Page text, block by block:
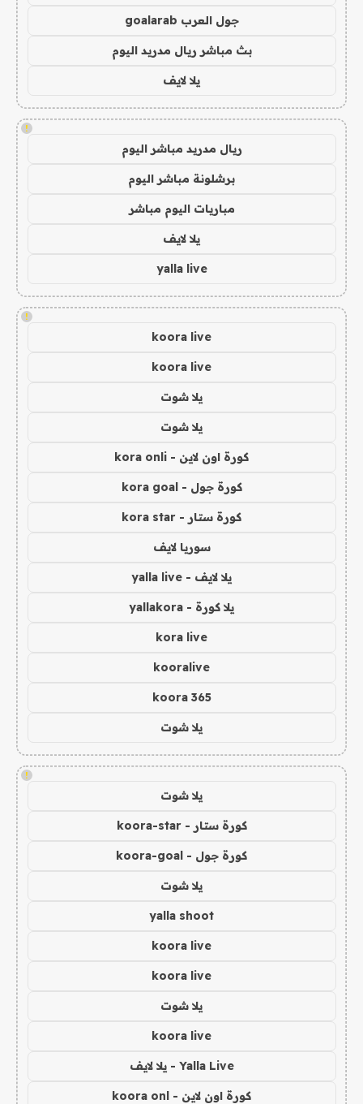
جول العرب goalarab
بث مباشر ريال مدريد اليوم
يلا لايف
!
ريال مدريد مباشر اليوم
برشلونة مباشر اليوم
مباريات اليوم مباشر
يلا لايف
yalla live
!
koora live
koora live
يلا شوت
يلا شوت
كورة اون لاين - kora onli
كورة جول - kora goal
كورة ستار - kora star
سوريا لايف
يلا لايف - yalla live
يلا كورة - yallakora
kora live
kooralive
koora 365
يلا شوت
!
يلا شوت
كورة ستار - koora-star
كورة جول - koora-goal
يلا شوت
yalla shoot
koora live
koora live
يلا شوت
koora live
Yalla Live - يلا لايف
كورة اون لاين - koora onl